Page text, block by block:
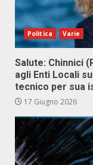
Politica Varie
Salute: Chinnici
agli Enti Locali
tecnico per sua
17 Giugno 2026